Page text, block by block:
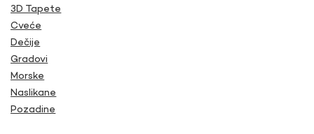
3D Tapete
Cveće
Dečije
Gradovi
Morske
Naslikane
Pozadine